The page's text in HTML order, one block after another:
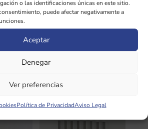
o las identificaciones únicas en este sitio.
puede afectar negativamente a
Aceptar
Denegar
Ver preferencias
Política de PrivacidadAviso Legal
de sonoterapia.
ADICIONAL